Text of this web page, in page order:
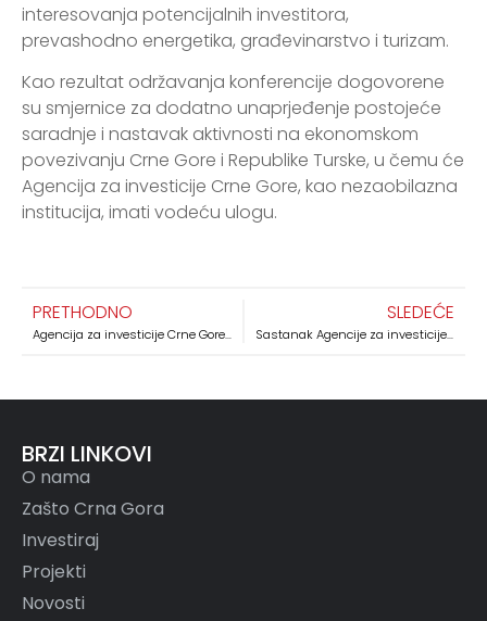
interesovanja potencijalnih investitora,
prevashodno energetika, građevinarstvo i turizam.
Kao rezultat održavanja konferencije dogovorene
su smjernice za dodatno unaprjeđenje postojeće
saradnje i nastavak aktivnosti na ekonomskom
povezivanju Crne Gore i Republike Turske, u čemu će
Agencija za investicije Crne Gore, kao nezaobilazna
institucija, imati vodeću ulogu.
PRETHODNO
Agencija za investicije Crne Gore učestvovala na okruglom stolu na temu javno – privatnoga partnerstva
SLEDEĆE
Sastanak Agencije za investicije Crne Gore sa predstavnicima d.o.o. Deponija
BRZI LINKOVI
O nama
Zašto Crna Gora
Investiraj
Projekti
Novosti